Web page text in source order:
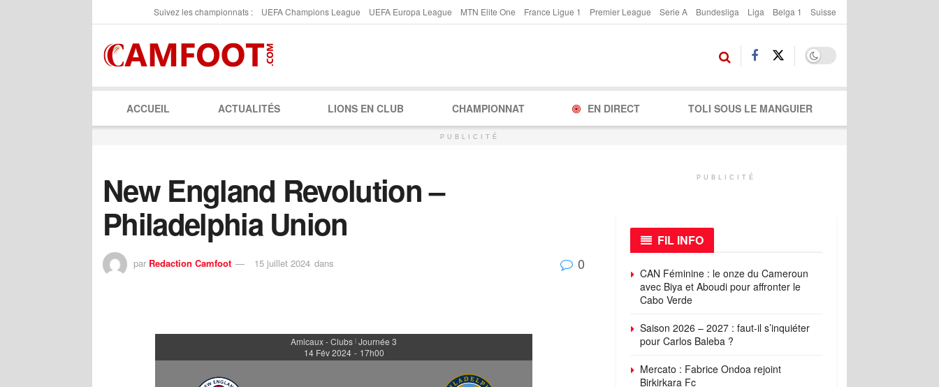
Suivez les championnats : UEFA Champions League UEFA Europa League MTN Elite One France Ligue 1 Premier League Serie A Bundesliga Liga Belga 1 Suisse
ACCUEIL ACTUALITÉS LIONS EN CLUB CHAMPIONNAT EN DIRECT TOLI SOUS LE MANGUIER
PUBLICITÉ
New England Revolution –
Philadelphia Union
par Redaction Camfoot 15 juillet 2024 dans 0
Amicaux - Clubs | Journée 3
14 Fév 2024 - 17h00
PUBLICITÉ
FIL INFO
CAN Féminine : le onze du Cameroun
avec Biya et Aboudi pour affronter le
Cabo Verde
Saison 2026 – 2027 : faut-il s’inquiéter
pour Carlos Baleba ?
Mercato : Fabrice Ondoa rejoint
Birkirkara Fc